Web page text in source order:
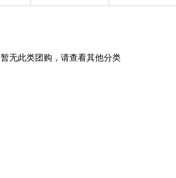
暂无此类团购，请查看其他分类